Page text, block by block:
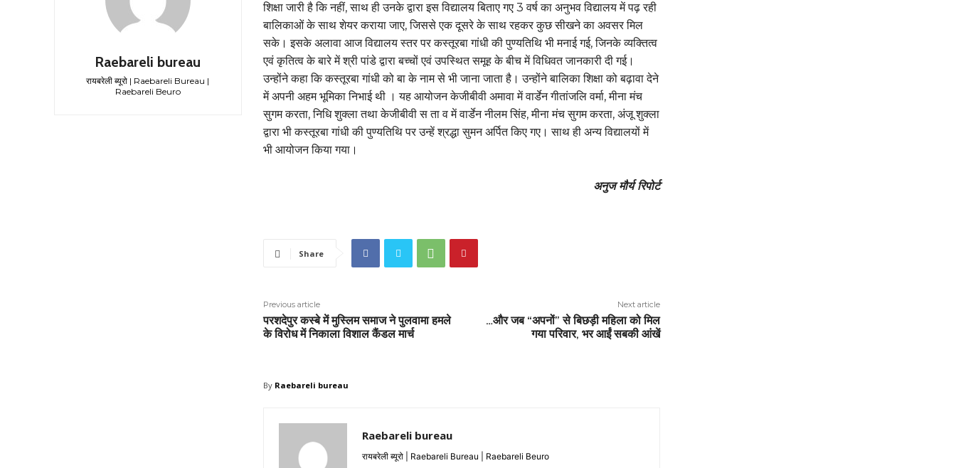
Raebareli bureau
रायबरेली ब्यूरो | Raebareli Bureau |
Raebareli Beuro
शिक्षा जारी है कि नहीं, साथ ही उनके द्वारा इस विद्यालय बिताए गए 3 वर्ष का अनुभव विद्यालय में पढ़ रही
बालिकाओं के साथ शेयर कराया जाए, जिससे एक दूसरे के साथ रहकर कुछ सीखने का अवसर मिल
सके। इसके अलावा आज विद्यालय स्तर पर कस्तूरबा गांधी की पुण्यतिथि भी मनाई गई, जिनके व्यक्तित्व
एवं कृतित्व के बारे में श्री पांडे द्वारा बच्चों एवं उपस्थित समूह के बीच में विधिवत जानकारी दी गई।
उन्होंने कहा कि कस्तूरबा गांधी को बा के नाम से भी जाना जाता है। उन्होंने बालिका शिक्षा को बढ़ावा देने
में अपनी अहम भूमिका निभाई थी । यह आयोजन केजीबीवी अमावा में वार्डेन गीतांजलि वर्मा, मीना मंच
सुगम करता, निधि शुक्ला तथा केजीबीवी स ता व में वार्डेन नीलम सिंह, मीना मंच सुगम करता, अंजू शुक्ला
द्वारा भी कस्तूरबा गांधी की पुण्यतिथि पर उन्हें श्रद्धा सुमन अर्पित किए गए। साथ ही अन्य विद्यालयों में
भी आयोजन किया गया।
अनुज मौर्य रिपोर्ट
Share
Previous article
परशदेपुर कस्बे में मुस्लिम समाज ने पुलवामा हमले
के विरोध में निकाला विशाल कैंडल मार्च
Next article
…और जब “अपनों” से बिछड़ी महिला को मिल
गया परिवार, भर आईं सबकी आंखें
By Raebareli bureau
Raebareli bureau
रायबरेली ब्यूरो | Raebareli Bureau | Raebareli Beuro